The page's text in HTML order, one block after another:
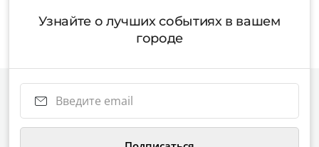
Узнайте о лучших событиях в вашем
городе